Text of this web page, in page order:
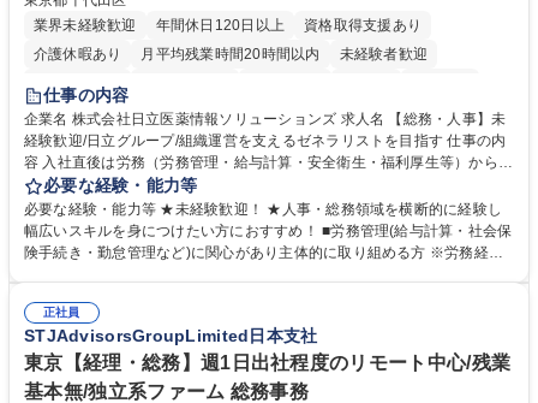
業界未経験歓迎
年間休日120日以上
資格取得支援あり
介護休暇あり
月平均残業時間20時間以内
未経験者歓迎
住宅手当あり
育休あり
完全週休2日制 交通費支給 土日祝休み 寮・社宅あり
仕事の内容
企業名 株式会社日立医薬情報ソリューションズ 求人名 【総務・人事】未
経験歓迎/日立グループ/組織運営を支えるゼネラリストを目指す 仕事の内
容 入社直後は労務（労務管理・給与計算・安全衛生・福利厚生等）からお
任せいたします。将来は総務・採用・教育業務へ守備範囲を広げ、組織運
営を支えるゼネラリストをめざせます。 ・初期業務：労働時間管理、給与
計算、社会保険対応、福利厚生管理、安全衛生、健康経営推進等をお任せ
します。ご経験に応じて、休職者管理など、幅広く経験を積んでいただき
幅広く経験を積みたい意欲がある方に最適な環境です。 募集職種 【総
務・人事】未経験歓迎/日立グループ/組織運営を支えるゼネラリストを目
指す
必要な経験・能力等
必要な経験・能力等 ★未経験歓迎！ ★人事・総務領域を横断的に経験し
幅広いスキルを身につけたい方におすすめ！ ■労務管理(給与計算・社会保
険手続き・勤怠管理など)に関心があり主体的に取り組める方 ※労務経験
のご経験 ■労務管理（給与計算・社会保険手続き・勤怠管理など）の経験
■衛生管理者の資格をお持ちの方 学歴・資格 学歴：大学院 大学 高専 短大
専修学校 高校 語学力： 資格：
正社員
STJAdvisorsGroupLimited日本支社
東京【経理・総務】週1日出社程度のリモート中心/残業
基本無/独立系ファーム 総務事務